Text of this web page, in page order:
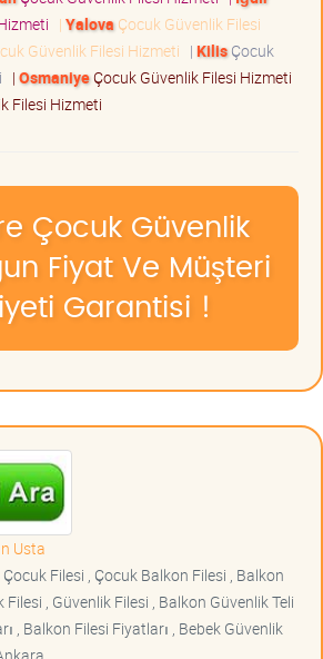
| Yalova Çocuk Güvenlik Filesi
Güvenlik Filesi Hizmeti | KilisÇocuk
| OsmaniyeÇocuk Güvenlik Filesi Hizmeti
Filesi Hizmeti
Çocuk Güvenlik
Fiyat Ve Müşteri
Garantisi !
Usta
Filesi , Çocuk Balkon Filesi , Balkon
, Güvenlik Filesi , Balkon Güvenlik Teli
, Balkon Filesi Fiyatları , Bebek Güvenlik